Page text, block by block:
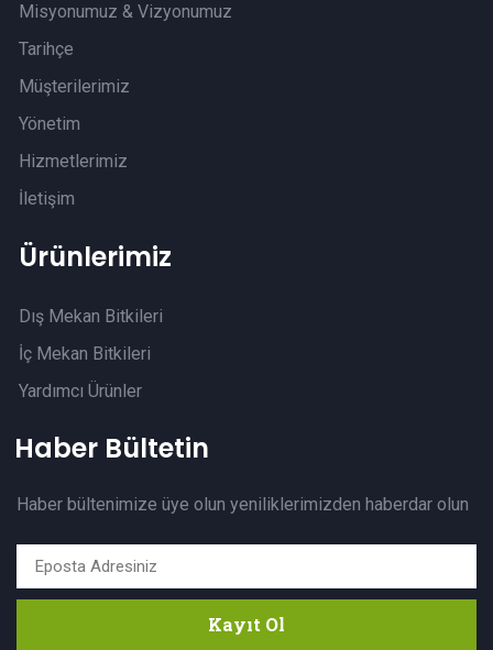
Misyonumuz & Vizyonumuz
Tarihçe
Müşterilerimiz
Yönetim
Hizmetlerimiz
İletişim
Ürünlerimiz
Dış Mekan Bitkileri
İç Mekan Bitkileri
Yardımcı Ürünler
Haber Bültetin
Haber bültenimize üye olun yeniliklerimizden haberdar olun
Kayıt Ol